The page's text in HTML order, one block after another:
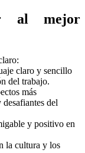
al mejor
claro y sencillo
del trabajo.
más
del
y positivo en
la cultura y los